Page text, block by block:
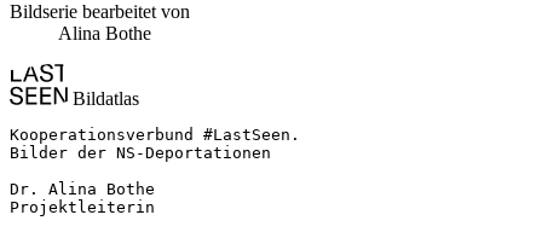
Bildserie bearbeitet von
Alina Bothe
Bildatlas
Kooperationsverbund #LastSeen.
Bilder der NS-Deportationen
Dr. Alina Bothe
Projektleiterin